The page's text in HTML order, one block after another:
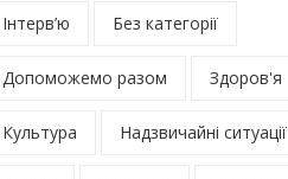
Інтерв’ю Без категорії
Допоможемо разом Здоров'я
Культура Надзвичайні ситуації